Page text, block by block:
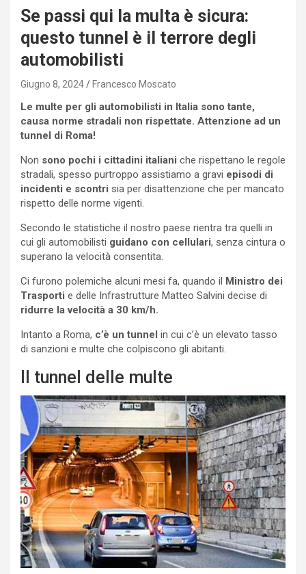
Se passi qui la multa è sicura:
questo tunnel è il terrore degli
automobilisti
Giugno 8, 2024 Francesco Moscato
Le multe per gli automobilisti in Italia sono tante,
causa norme stradali non rispettate. Attenzione ad un
tunnel di Roma!
Non sono pochi i cittadini italiani che rispettano le regole
stradali, spesso purtroppo assistiamo a gravi episodi di
incidenti e scontri sia per disattenzione che per mancato
rispetto delle norme vigenti.
Secondo le statistiche il nostro paese rientra tra quelli in
cui gli automobilisti guidano con cellulari, senza cintura o
superano la velocità consentita.
Ci furono polemiche alcuni mesi fa, quando il
Ministro dei
Trasporti e delle Infrastrutture Matteo Salvini decise di
ridurre la velocità a 30 km/h.
Intanto a Roma, c’è un tunnel in cui c’è un elevato tasso
di sanzioni e multe che colpiscono gli abitanti.
Il tunnel delle multe